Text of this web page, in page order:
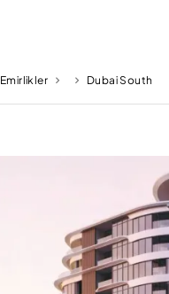
Emirlikler Dubai South